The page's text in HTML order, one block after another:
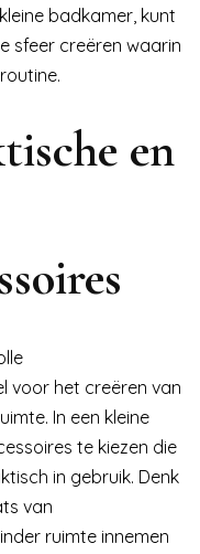
badkamer, kunt
sfeer creëren waarin
en
voor het creëren van
In een kleine
te kiezen die
in gebruik. Denk
van
ruimte innemen